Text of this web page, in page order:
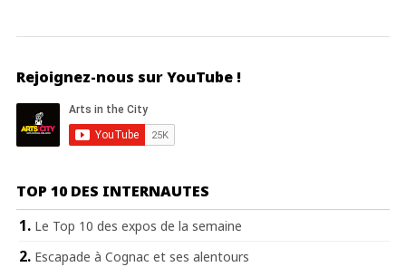
Rejoignez-nous sur YouTube !
TOP 10 DES INTERNAUTES
Le Top 10 des expos de la semaine
Escapade à Cognac et ses alentours